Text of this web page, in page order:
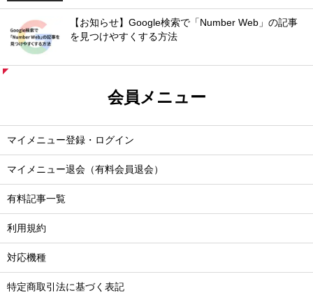
【お知らせ】Google検索で「Number Web」の記事
を見つけやすくする方法
会員メニュー
マイメニュー登録・ログイン
マイメニュー退会（有料会員退会）
有料記事一覧
利用規約
対応機種
特定商取引法に基づく表記